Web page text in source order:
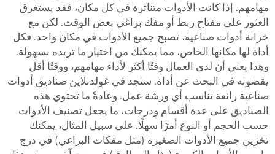
مهامهم. إذا كانت الأدوات متناثرة في كل مكان، فقد يستغرق
العثور على مفتاح ربط أو مفك براغي بعض الوقت. لكن مع
خزانة أدوات صناعية، تصبح جميع الأدوات في مكان واحد. فكل
أداة لها مكانها الخاص، مما يمكنك من اختيار ما تريده بسهولة.
وهذا يعني أن لدى العمال وقتًا أكثر لأداء مهامهم، ووقتًا أقل
يقضونه في البحث عن أداة. ستجد في غولدنلاين صناديق أدوات
صناعية رائعة تناسب أي ورشة عمل. وعادةً ما تحتوي هذه
الصناديق على عدة أقسام ودرجات، ما يجعل تصنيف الأدوات
حسب الحجم أو النوع أمرًا سهلًا. على سبيل المثال، يمكنك
تخزين جميع الأدوات الصغيرة (مثل مفكات البراغي) في درج